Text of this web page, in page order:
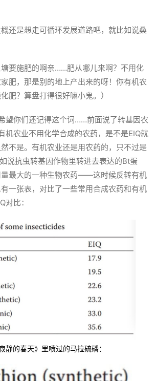
概还是想走可循环发展道路吧，就比如说桑
塘要施肥的啊亲……肥从哪儿来啊？不用化
肥，那是别的地上产出来的呀！你有机农
肥？算盘打得很好嘛小鬼。）
望你们还记得这个词……前面说了转基因农
机农业不用化学合成的农药，是不是EIQ就
不是。有机农业还是用农药的，只不过是
说抗虫转基因作物里转进去表达的Bt蛋
量最大的一种生物农药——这时候反转有机
一张表，对比了一些常用合成农药和有机
对比：
静的春天》里喷过的马拉硫磷：